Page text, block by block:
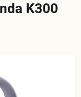
K300